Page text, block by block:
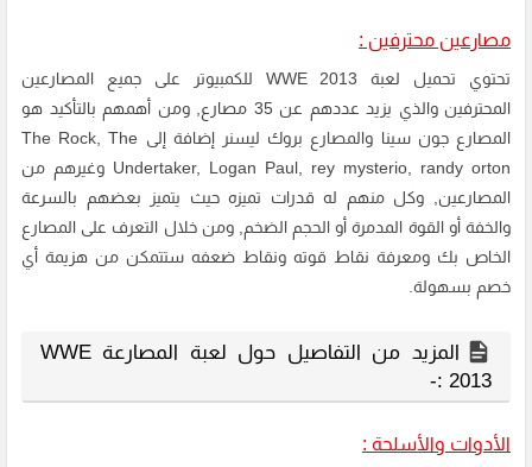
مصارعين محترفين :
تحتوي تحميل لعبة WWE 2013 للكمبيوتر على جميع المصارعين
المحترفين والذي يزيد عددهم عن 35 مصارع, ومن أهمهم بالتأكيد هو
المصارع جون سينا والمصارع بروك ليسنر إضافة إلى The Rock, The
Undertaker, Logan Paul, rey mysterio, randy orton وغيرهم من
المصارعين, وكل منهم له قدرات تميزه حيث يتميز بعضهم بالسرعة
والخفة أو القوة المدمرة أو الحجم الضخم, ومن خلال التعرف على المصارع
الخاص بك ومعرفة نقاط قوته ونقاط ضعفه ستتمكن من هزيمة أي
خصم بسهولة.
المزيد من التفاصيل حول لعبة المصارعة WWE
2013 :-
الأدوات والأسلحة :